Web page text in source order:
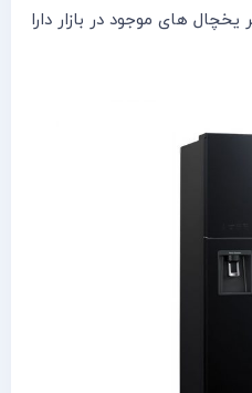
های موجود در بازار دارا